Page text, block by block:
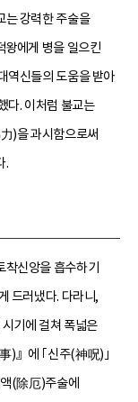
는 강력한 주술을
왕에게 병을 일으킨
역신들의 도움을 받아
다. 이처럼 불교는
)을 과시함으로써
.
신앙을 흡수하기
드러냈다. 다라니,
기에 걸쳐 폭넓은
)』에 ｢신주(神呪)｣
(除厄)주술에